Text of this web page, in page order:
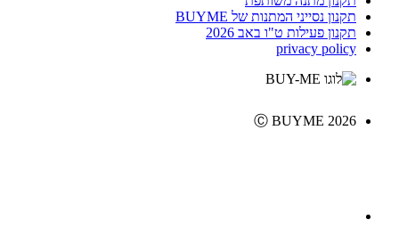
תקנון נסייני המתנות של BUYME
תקנון פעילות ט"ו באב 2026
privacy policy
Ⓒ BUYME 2026